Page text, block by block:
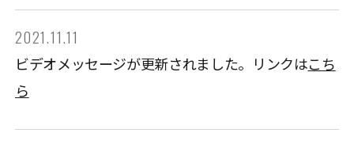
2021.11.11
ビデオメッセージが更新されました。リンクはこち
ら